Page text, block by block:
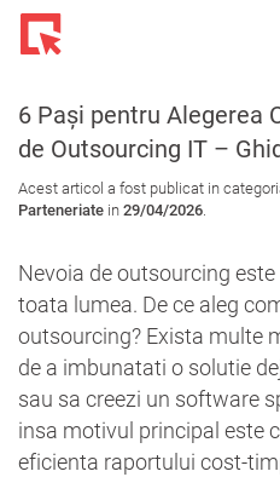
6 Pași pentru Alegerea
de Outsourcing IT –
Acest articol a fost publicat in
Parteneriate in 29/04/2026.
Nevoia de outsourcing
toata lumea. De ce aleg
outsourcing? Exista multe
de a imbunatati o solutie
sau sa creezi un software
insa motivul principal este
eficienta raportului cost-